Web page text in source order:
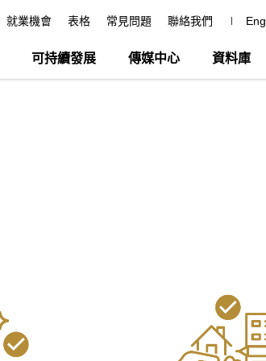
就業機會 表格 常見問題 聯絡我們 Eng
可持續發展 傳媒中心 資料庫